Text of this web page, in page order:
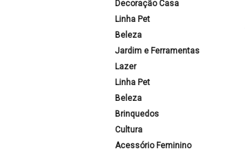
Decoração Casa
Linha Pet
Beleza
Jardim e Ferramentas
Lazer
Linha Pet
Beleza
Brinquedos
Cultura
Acessório Feminino